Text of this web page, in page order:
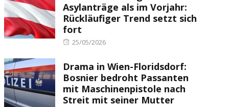
Asylanträge als im Vorjahr:
Rückläufiger Trend setzt sich
fort
Posted
25/05/2026
Drama in Wien-Floridsdorf:
Bosnier bedroht Passanten
mit Maschinenpistole nach
Streit mit seiner Mutter